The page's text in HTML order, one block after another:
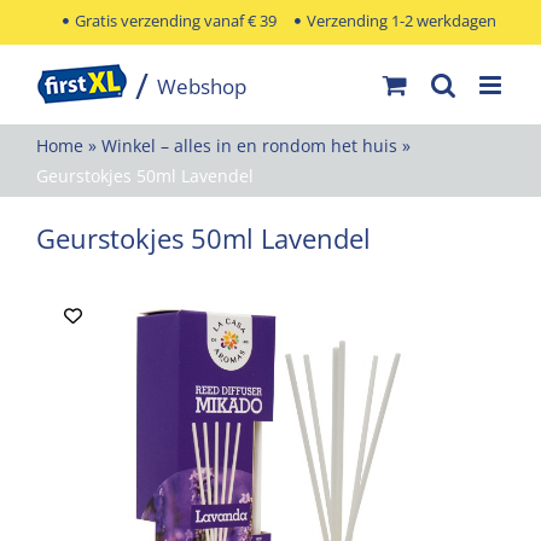
naar
inhoud
Gratis verzending vanaf € 39 Verzending 1-2 werkdagen
Home » Winkel – alles in en rondom het huis »
Geurstokjes 50ml Lavendel
Geurstokjes 50ml Lavendel